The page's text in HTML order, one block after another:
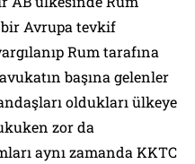
bir Avrupa tevkif
Rum tarafına
başına gelenler
oldukları ülkeye
zor da
aynı zamanda KKTC